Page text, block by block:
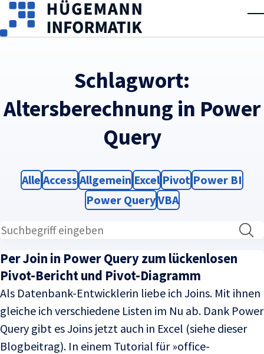
Skip to main content
Schlagwort:
Altersberechnung in Power
Query
Filter
Alle Filter
Access Filter
Allgemein Filter
Excel Filter
Pivot Filter
Power BI
Filter
Power QueryFilter
VBA
Per Join in Power Query zum lückenlosen
Pivot-Bericht und Pivot-Diagramm
Als Datenbank-Entwicklerin liebe ich Joins. Mit ihnen
gleiche ich verschiedene Listen im Nu ab. Dank Power
Query gibt es Joins jetzt auch in Excel (siehe dieser
Blogbeitrag). In einem Tutorial für »office-